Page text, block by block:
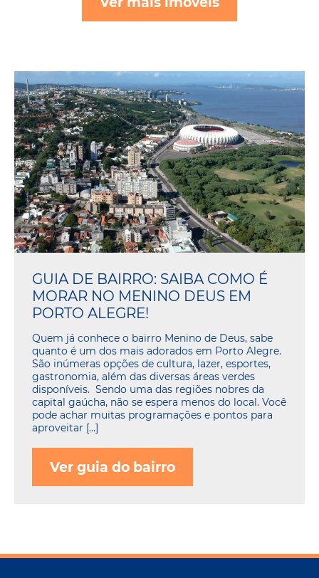
GUIA DE BAIRRO: SAIBA COMO É
MORAR NO MENINO DEUS EM
PORTO ALEGRE!
Quem já conhece o bairro Menino de Deus, sabe
quanto é um dos mais adorados em Porto Alegre.
São inúmeras opções de cultura, lazer, esportes,
gastronomia, além das diversas áreas verdes
disponíveis. Sendo uma das regiões nobres da
capital gaúcha, não se espera menos do local. Você
pode achar muitas programações e pontos para
aproveitar […]
Ver guia do bairro